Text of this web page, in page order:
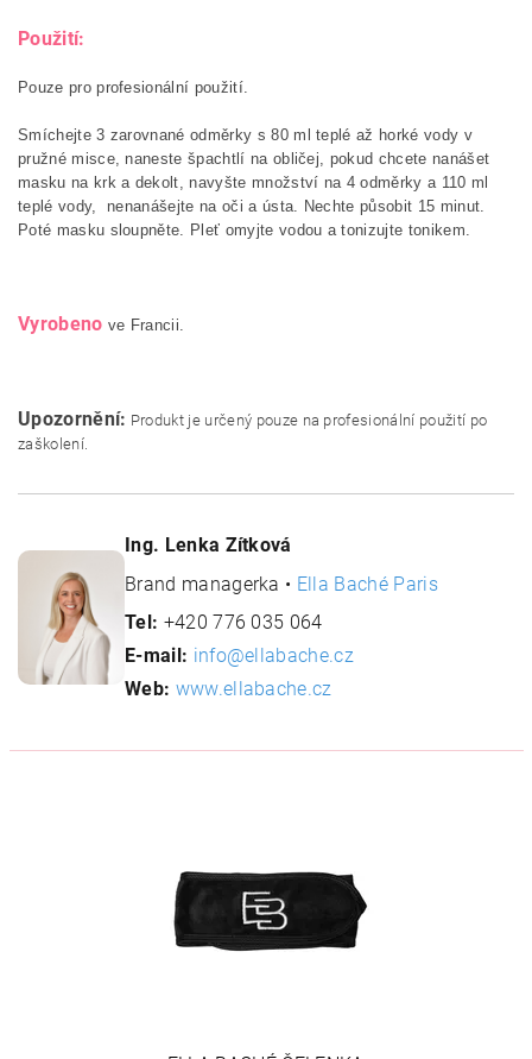
Použití:
Pouze pro profesionální použití.
Smíchejte 3 zarovnané odměrky s 80 ml teplé až horké vody v
pružné misce, naneste špachtlí na obličej, pokud chcete nanášet
masku na krk a dekolt, navyšte množství na 4 odměrky a 110 ml
teplé vody, nenanášejte na oči a ústa. Nechte působit 15 minut.
Poté masku sloupněte. Pleť omyjte vodou a tonizujte tonikem.
Vyrobeno ve Francii.
Upozornění: Produkt je určený pouze na profesionální použití po
zaškolení.
Ing. Lenka Zítková
Brand managerka • Ella Baché Paris
Tel: +420 776 035 064
E-mail: info@ellabache.cz
Web: www.ellabache.cz